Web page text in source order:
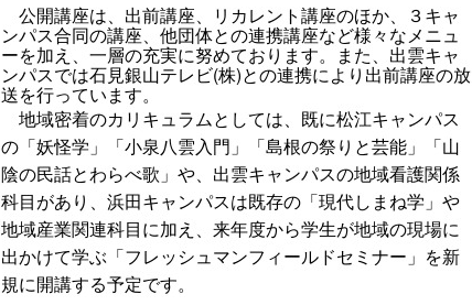
公開講座は、出前講座、リカレント講座のほか、３キャ
ンパス合同の講座、他団体との連携講座など様々なメニュ
ーを加え、一層の充実に努めております。また、出雲キャ
ンパスでは石見銀山テレビ(株)との連携により出前講座の放
送を行っています。
地域密着のカリキュラムとしては、既に松江キャンパス
の「妖怪学」「小泉八雲入門」「島根の祭りと芸能」「山
陰の民話とわらべ歌」や、出雲キャンパスの地域看護関係
科目があり、浜田キャンパスは既存の「現代しまね学」や
地域産業関連科目に加え、来年度から学生が地域の現場に
出かけて学ぶ「フレッシュマンフィールドセミナー」を新
規に開講する予定です。